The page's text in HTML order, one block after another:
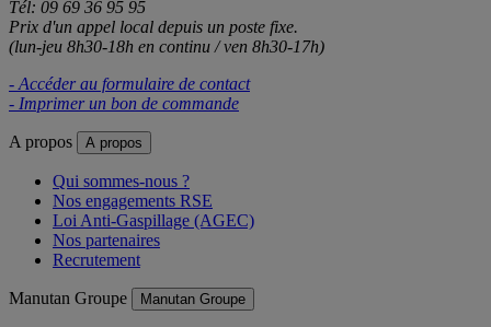
Tél: 09 69 36 95 95
Prix d'un appel local depuis un poste fixe.
(lun-jeu 8h30-18h en continu / ven 8h30-17h)
- Accéder au formulaire de contact
- Imprimer un bon de commande
A propos A propos
Qui sommes-nous ?
Nos engagements RSE
Loi Anti-Gaspillage (AGEC)
Nos partenaires
Recrutement
Manutan Groupe Manutan Groupe